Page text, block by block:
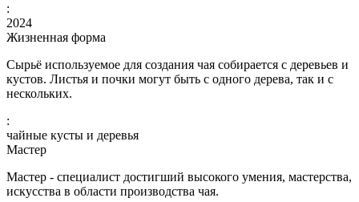
:
2024
Жизненная форма
Сырьё используемое для создания чая собирается с деревьев и
кустов. Листья и почки могут быть с одного дерева, так и с
нескольких.
:
чайные кусты и деревья
Мастер
Мастер - специалист достигший высокого умения, мастерства,
искусства в области производства чая.